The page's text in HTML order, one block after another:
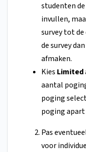
studenten
invullen,
survey tot
de survey
afmaken.
Kies Limited
aantal
poging
poging apart
Pas
voor